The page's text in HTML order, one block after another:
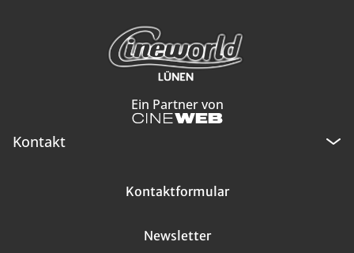
Ein Partner von
Kontakt
Kontaktformular
Newsletter